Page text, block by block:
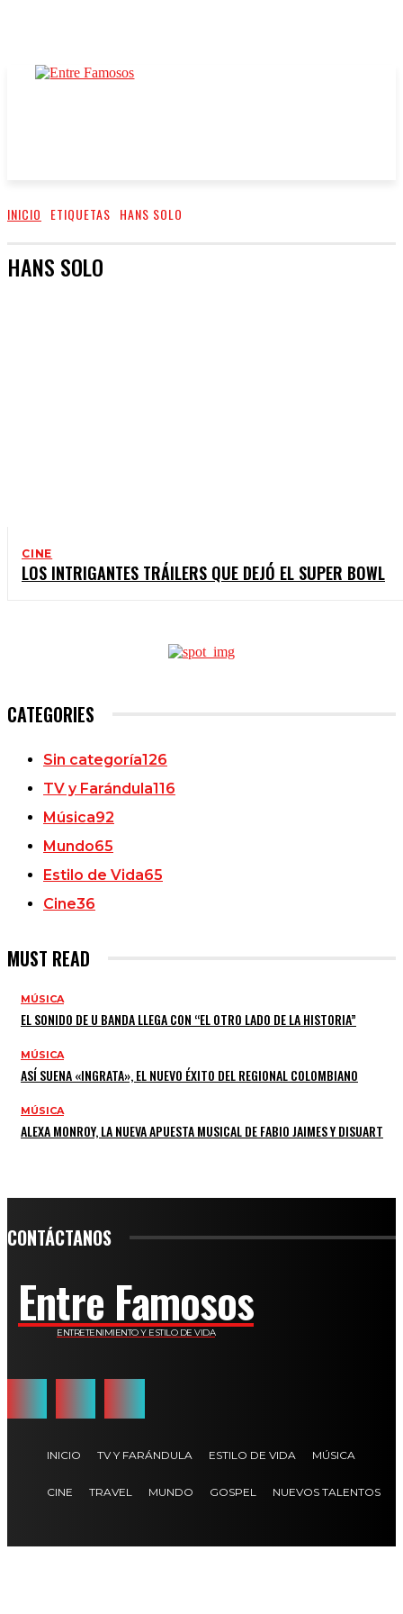
INICIO ETIQUETAS HANS SOLO
HANS SOLO
CINE
LOS INTRIGANTES TRÁILERS QUE DEJÓ EL SUPER BOWL
CATEGORIES
Sin categoría126
TV y Farándula116
Música92
Mundo65
Estilo de Vida65
Cine36
MUST READ
MÚSICA
EL SONIDO DE U BANDA LLEGA CON “EL OTRO LADO DE LA HISTORIA”
MÚSICA
ASÍ SUENA «INGRATA», EL NUEVO ÉXITO DEL REGIONAL COLOMBIANO
MÚSICA
ALEXA MONROY, LA NUEVA APUESTA MUSICAL DE FABIO JAIMES Y DISUART
CONTÁCTANOS
Entre Famosos
ENTRETENIMIENTO Y ESTILO DE VIDA
INICIO TV Y FARÁNDULA ESTILO DE VIDA MÚSICA
CINE TRAVEL MUNDO GOSPEL NUEVOS TALENTOS